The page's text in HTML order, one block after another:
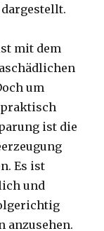
dargestellt.
mit dem
um
praktisch
ist die
Es ist
und
anzusehen.